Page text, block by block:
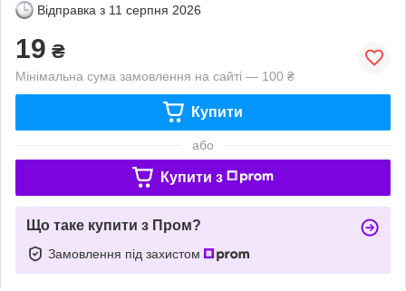
Відправка з 11 серпня 2026
19 ₴
Мінімальна сума замовлення на сайті — 100 ₴
Купити
або
Купити з
Що таке купити з Пром?
Замовлення під захистом